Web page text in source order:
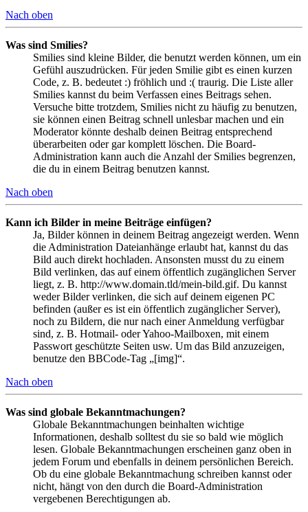
Nach oben
Was sind Smilies?
Smilies sind kleine Bilder, die benutzt werden können, um ein
Gefühl auszudrücken. Für jeden Smilie gibt es einen kurzen
Code, z. B. bedeutet :) fröhlich und :( traurig. Die Liste aller
Smilies kannst du beim Verfassen eines Beitrags sehen.
Versuche bitte trotzdem, Smilies nicht zu häufig zu benutzen,
sie können einen Beitrag schnell unlesbar machen und ein
Moderator könnte deshalb deinen Beitrag entsprechend
überarbeiten oder gar komplett löschen. Die Board-
Administration kann auch die Anzahl der Smilies begrenzen,
die du in einem Beitrag benutzen kannst.
Nach oben
Kann ich Bilder in meine Beiträge einfügen?
Ja, Bilder können in deinem Beitrag angezeigt werden. Wenn
die Administration Dateianhänge erlaubt hat, kannst du das
Bild auch direkt hochladen. Ansonsten musst du zu einem
Bild verlinken, das auf einem öffentlich zugänglichen Server
liegt, z. B. http://www.domain.tld/mein-bild.gif. Du kannst
weder Bilder verlinken, die sich auf deinem eigenen PC
befinden (außer es ist ein öffentlich zugänglicher Server),
noch zu Bildern, die nur nach einer Anmeldung verfügbar
sind, z. B. Hotmail- oder Yahoo-Mailboxen, mit einem
Passwort geschützte Seiten usw. Um das Bild anzuzeigen,
benutze den BBCode-Tag „[img]“.
Nach oben
Was sind globale Bekanntmachungen?
Globale Bekanntmachungen beinhalten wichtige
Informationen, deshalb solltest du sie so bald wie möglich
lesen. Globale Bekanntmachungen erscheinen ganz oben in
jedem Forum und ebenfalls in deinem persönlichen Bereich.
Ob du eine globale Bekanntmachung schreiben kannst oder
nicht, hängt von den durch die Board-Administration
vergebenen Berechtigungen ab.